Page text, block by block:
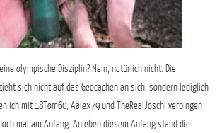
olympische Disziplin? Nein, natürlich nicht. Die
sich nicht auf das Geocachen an sich, sondern lediglich
ich mit 18Tom60, Aalex79 und TheRealJoschi verbingen
mal am Anfang. An eben diesem Anfang stand die